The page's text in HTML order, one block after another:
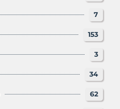
7
153
3
34
62